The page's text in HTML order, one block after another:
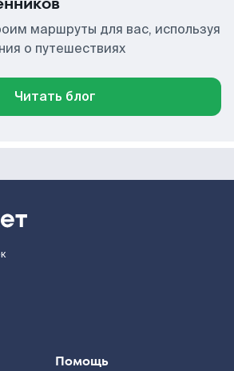
маршруты для вас, используя
о путешествиях
Читать блог
Помощь